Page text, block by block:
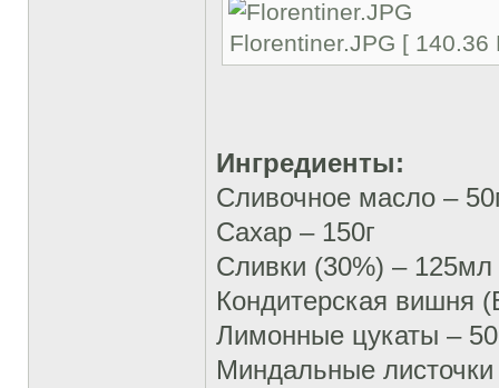
Florentiner.JPG [
Ингредиенты:
Сливочное масло –
Сахар – 150г
Сливки (30%) – 125мл
Кондитерская вишня
Лимонные цукаты –
Миндальные листочки